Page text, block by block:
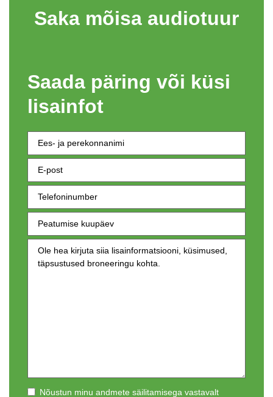
Saka mõisa audiotuur
Saada päring või küsi
lisainfot
Nõustun minu andmete säilitamisega vastavalt